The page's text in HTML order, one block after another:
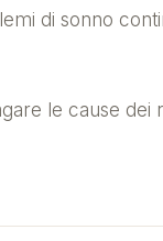
di sonno
le cause dei